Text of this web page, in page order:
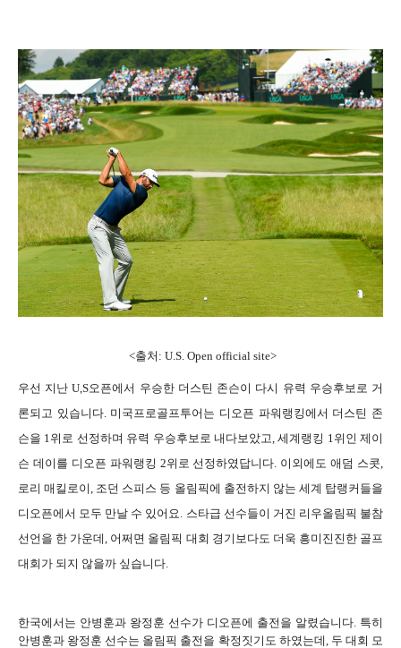
<출처: U.S. Open official site>
우선 지난 U,S오픈에서 우승한 더스틴 존슨이 다시 유력 우승후보로 거
론되고 있습니다. 미국프로골프투어는 디오픈 파워랭킹에서 더스틴 존
슨을 1위로 선정하며 유력 우승후보로 내다보았고, 세계랭킹 1위인 제이
슨 데이를 디오픈 파워랭킹 2위로 선정하였답니다. 이외에도 애덤 스콧,
로리 매킬로이, 조던 스피스 등 올림픽에 출전하지 않는 세계 탑랭커들을
디오픈에서 모두 만날 수 있어요. 스타급 선수들이 거진 리우올림픽 불참
선언을 한 가운데, 어쩌면 올림픽 대회 경기보다도 더욱 흥미진진한 골프
대회가 되지 않을까 싶습니다.
한국에서는 안병훈과 왕정훈 선수가 디오픈에 출전을 알렸습니다. 특히
안병훈과 왕정훈 선수는 올림픽 출전을 확정짓기도 하였는데, 두 대회 모